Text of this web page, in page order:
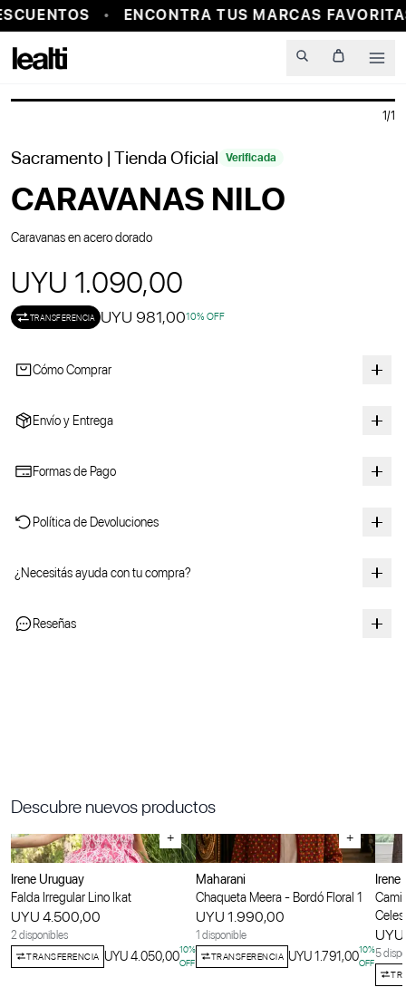
ENCONTRA TUS MARCAS
1/1
Sacramento | Tienda Oficial Verificada
CARAVANAS NILO
Caravanas en acero dorado
UYU 1.090,00
TRANSFERENCIA UYU 981,0010% OFF
Cómo Comprar
Envío y Entrega
Formas de Pago
Política de Devoluciones
¿Necesitás ayuda con tu compra?
Reseñas
Descubre nuevos productos
+
Irene Uruguay
Falda Irregular Lino Ikat
UYU 4.500,00
2 disponibles
TRANSFERENCIA UYU 4.050,0010%
OFF
+
Maharani
Chaqueta Meera - Bordó Floral 1
UYU 1.990,00
1 disponible
TRANSFERENCIA UYU 1.791,0010%
OFF
Irene
5